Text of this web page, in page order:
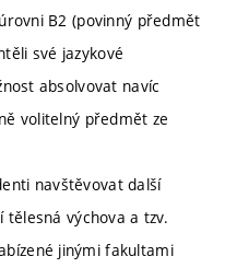
B2 (povinný předmět
své jazykové
absolvovat navíc
volitelný předmět ze
navštěvovat další
výchova a tzv.
jinými fakultami